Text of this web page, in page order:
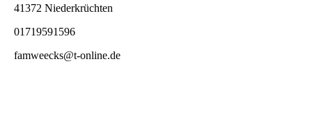
41372 Niederkrüchten
01719591596
famweecks@t-online.de